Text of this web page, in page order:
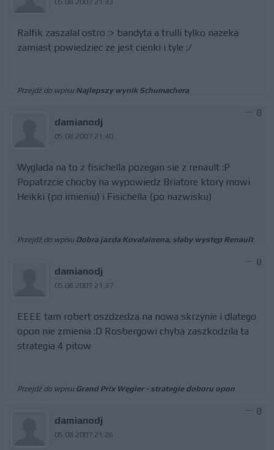
Ralfik zaszalal ostro :> bandyta a trulli tylko nazeka
zamiast powiedziec ze jest cienki i tyle ;/
Przejdź do wpisu Najlepszy wynik Schumachera
damianodj
05.08.2007 21:40
0
Wyglada na to z fisichella pozegan sie z renault :P
Popatrzcie chocby na wypowiedz Briatore ktory mowi
Heikki (po imieniu) i Fisichella (po nazwisku)
Przejdź do wpisu Dobra jazda Kovalainena, słaby występ Renault
damianodj
05.08.2007 21:37
0
EEEE tam robert oszdzedza na nowa skrzynie i dlatego
opon nie zmienia :D Rosbergowi chyba zaszkodzila ta
strategia 4 pitow
Przejdź do wpisu Grand Prix Węgier - strategie doboru opon
damianodj
05.08.2007 21:26
0